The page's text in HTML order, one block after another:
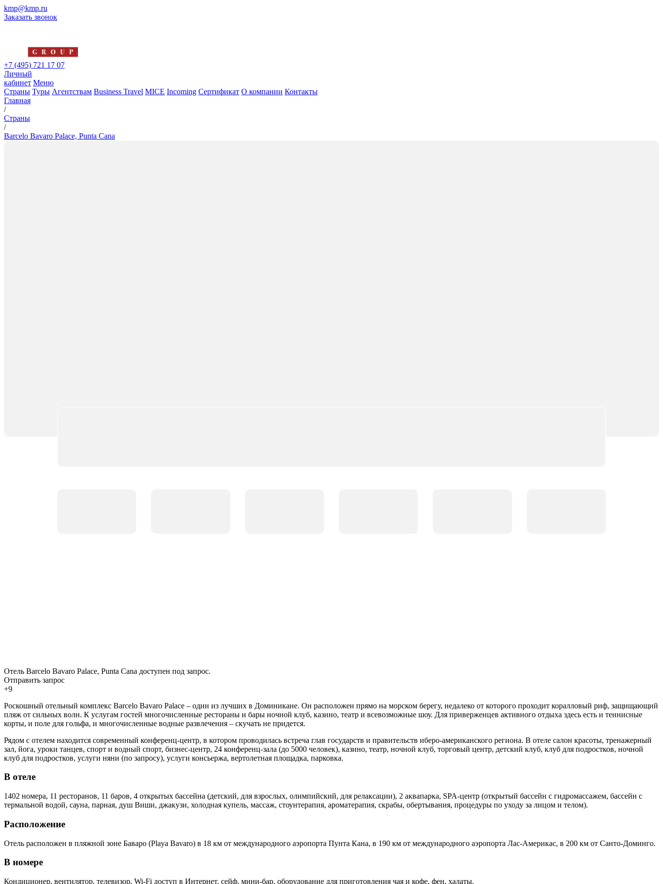
kmp@kmp.ru
Заказать звонок
+7 (495) 721 17 07
Личный
кабинет Меню
Страны Туры Агентствам Business Travel MICE Incoming Сертификат О компании Контакты
Главная
/
Страны
/
Barcelo Bavaro Palace, Punta Cana
Отель Barcelo Bavaro Palace, Punta Cana доступен под запрос.
Отправить запрос
+9
Роскошный отельный комплекс Barcelo Bavaro Palace – один из лучших в Доминикане. Он расположен прямо на морском берегу, недалеко от которого проходит коралловый риф, защищающий
пляж от сильных волн. К услугам гостей многочисленные рестораны и бары ночной клуб, казино, театр и всевозможные шоу. Для приверженцев активного отдыха здесь есть и теннисные
корты, и поле для гольфа, и многочисленные водные развлечения – скучать не придется.
Рядом с отелем находится современный конференц-центр, в котором проводилась встреча глав государств и правительств иберо-американского региона. В отеле салон красоты, тренажерный
зал, йога, уроки танцев, спорт и водный спорт, бизнес-центр, 24 конференц-зала (до 5000 человек), казино, театр, ночной клуб, торговый центр, детский клуб, клуб для подростков, ночной
клуб для подростков, услуги няни (по запросу), услуги консьержа, вертолетная площадка, парковка.
В отеле
1402 номера, 11 ресторанов, 11 баров, 4 открытых бассейна (детский, для взрослых, олимпийский, для релаксации), 2 аквапарка, SPA-центр (открытый бассейн с гидромассажем, бассейн с
термальной водой, сауна, парная, душ Виши, джакузи, холодная купель, массаж, стоунтерапия, ароматерапия, скрабы, обертывания, процедуры по уходу за лицом и телом).
Расположение
Отель расположен в пляжной зоне Баваро (Playa Bavaro) в 18 км от международного аэропорта Пунта Кана, в 190 км от международного аэропорта Лас-Америкас, в 200 км от Санто-Доминго.
В номере
Кондиционер, вентилятор, телевизор, Wi-Fi доступ в Интернет, сейф, мини-бар, оборудование для приготовления чая и кофе, фен, халаты.